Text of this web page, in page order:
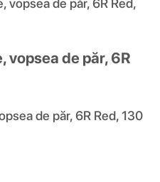
vopsea de păr, 6R Red,
vopsea de păr, 6R